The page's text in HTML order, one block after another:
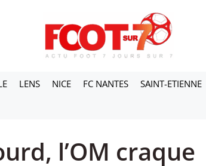
LENS NICE FC NANTES SAINT-ETIENNE
l’OM craque